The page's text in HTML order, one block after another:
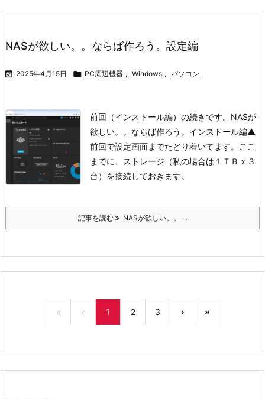
NASが欲しい。。ならば作ろう。設定編
 2025年4月15日  PC周辺機器 , Windows , パソコン
前回（インストール編）の続きです。NASが
欲しい。。ならば作ろう。インストール編▲
前回で設定画面までたどり着いてます。
ここ
までに、ストレージ（私の場合は１ＴＢｘ３
台）を接続しておきます。
記事を読む NASが欲しい。。 ...
« ‹ 1 2 3 › »